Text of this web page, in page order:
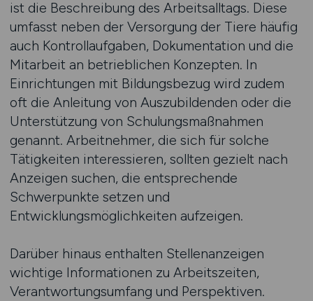
ist die Beschreibung des Arbeitsalltags. Diese
umfasst neben der Versorgung der Tiere häufig
auch Kontrollaufgaben, Dokumentation und die
Mitarbeit an betrieblichen Konzepten. In
Einrichtungen mit Bildungsbezug wird zudem
oft die Anleitung von Auszubildenden oder die
Unterstützung von Schulungsmaßnahmen
genannt. Arbeitnehmer, die sich für solche
Tätigkeiten interessieren, sollten gezielt nach
Anzeigen suchen, die entsprechende
Schwerpunkte setzen und
Entwicklungsmöglichkeiten aufzeigen.
Darüber hinaus enthalten Stellenanzeigen
wichtige Informationen zu Arbeitszeiten,
Verantwortungsumfang und Perspektiven.